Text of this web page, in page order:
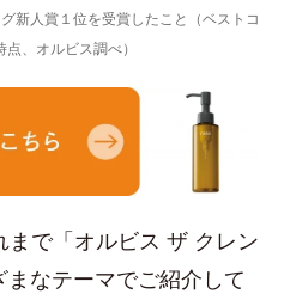
新人賞１位を受賞したこと（ベストコ
、オルビス調べ）
で「オルビス ザ クレン
なテーマでご紹介して